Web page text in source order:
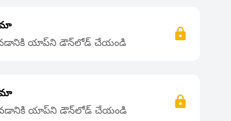
యాప్‌ని డౌన్‌లోడ్ చేయండి
యాప్‌ని డౌన్‌లోడ్ చేయండి